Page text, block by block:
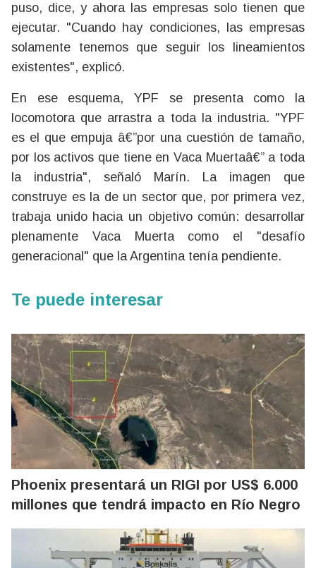
puso, dice, y ahora las empresas solo tienen que
ejecutar. "Cuando hay condiciones, las empresas
solamente tenemos que seguir los lineamientos
existentes", explicó.
En ese esquema, YPF se presenta como la
locomotora que arrastra a toda la industria. "YPF
es el que empuja â€”por una cuestión de tamaño,
por los activos que tiene en Vaca Muertaâ€” a toda
la industria", señaló Marín. La imagen que
construye es la de un sector que, por primera vez,
trabaja unido hacia un objetivo común: desarrollar
plenamente Vaca Muerta como el "desafío
generacional" que la Argentina tenía pendiente.
Te puede interesar
Phoenix presentará un RIGI por US$ 6.000
millones que tendrá impacto en Río Negro